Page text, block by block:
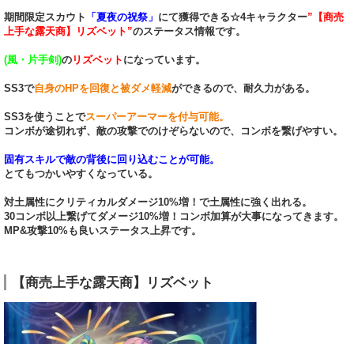
期間限定スカウト 「夏夜の祝祭」 にて獲得できる☆4キャラクター”【商売
上手な露天商】リズベット”のステータス情報です。
(風・片手剣)の リズベット になっています。
SS3で自身のHPを回復と被ダメ軽減ができるので、耐久力がある。
SS3を使うことでスーパーアーマーを付与可能。
コンボが途切れず、敵の攻撃でのけぞらないので、コンボを繋げやすい。
固有スキルで敵の背後に回り込むことが可能。
とてもつかいやすくなっている。
対土属性にクリティカルダメージ10%増！で土属性に強く出れる。
30コンボ以上繋げてダメージ10%増！コンボ加算が大事になってきます。
MP&攻撃10%も良いステータス上昇です。
【商売上手な露天商】リズベット